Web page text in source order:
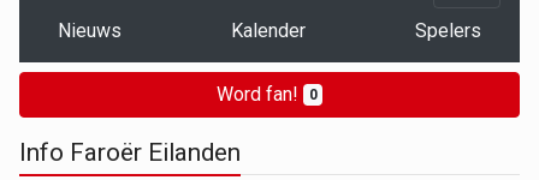
Nieuws Kalender Spelers
Word fan! 0
Info Faroër Eilanden